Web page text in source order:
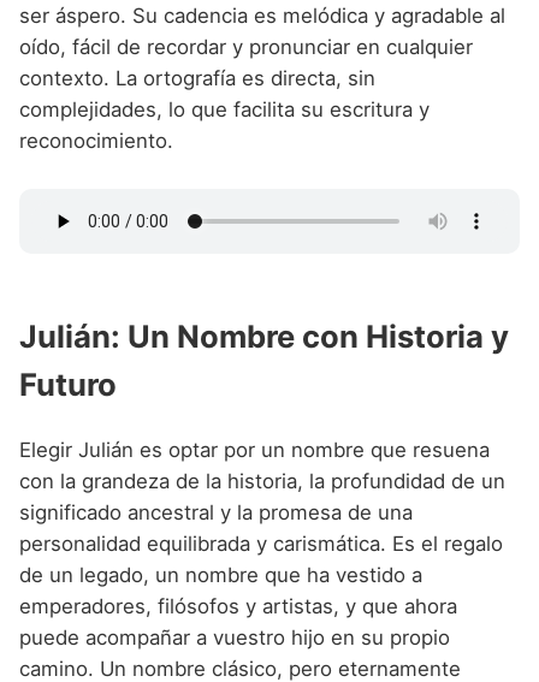
ser áspero. Su cadencia es melódica y agradable al
oído, fácil de recordar y pronunciar en cualquier
contexto. La ortografía es directa, sin
complejidades, lo que facilita su escritura y
reconocimiento.
Julián: Un Nombre con Historia y
Futuro
Elegir Julián es optar por un nombre que resuena
con la grandeza de la historia, la profundidad de un
significado ancestral y la promesa de una
personalidad equilibrada y carismática. Es el regalo
de un legado, un nombre que ha vestido a
emperadores, filósofos y artistas, y que ahora
puede acompañar a vuestro hijo en su propio
camino. Un nombre clásico, pero eternamente